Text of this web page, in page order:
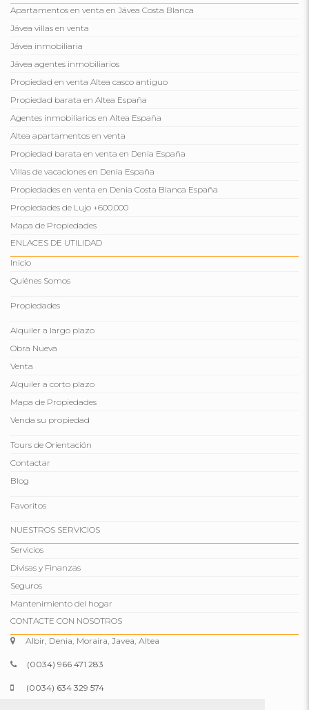
Apartamentos en venta en Jávea Costa Blanca
Jávea villas en venta
Jávea inmobiliaria
Jávea agentes inmobiliarios
Propiedad en venta Altea casco antiguo
Propiedad barata en Altea España
Agentes inmobiliarios en Altea España
Altea apartamentos en venta
Propiedad barata en venta en Denia España
Villas de vacaciones en Denia España
Propiedades en venta en Denia Costa Blanca España
Propiedades de Lujo +600.000
Mapa de Propiedades
ENLACES DE UTILIDAD
Inicio
Quiénes Somos
Propiedades
Alquiler a largo plazo
Obra Nueva
Venta
Alquiler a corto plazo
Mapa de Propiedades
Venda su propiedad
Tours de Orientación
Contactar
Blog
Favoritos
NUESTROS SERVICIOS
Servicios
Divisas y Finanzas
Seguros
Mantenimiento del hogar
CONTACTE CON NOSOTROS
Albir, Denia, Moraira, Javea, Altea
(0034) 966 471 283
(0034) 634 329 574